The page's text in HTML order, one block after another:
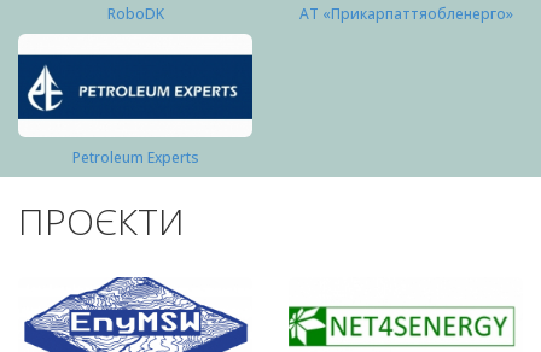
RoboDK АТ «Прикарпаттяобленерго»
Petroleum Experts
ПРОЄКТИ